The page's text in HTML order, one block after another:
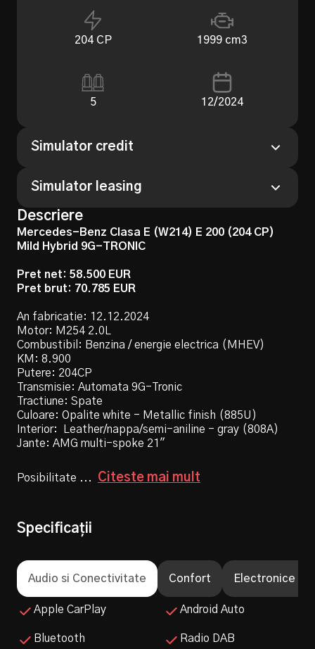
204 CP 1999 cm3
5 12/2024
Descriere
Mercedes-Benz Clasa E (W214) E 200 (204 CP)
Mild Hybrid 9G-TRONIC
Pret net: 58.500 EUR
Pret brut: 70.785 EUR
An fabricatie: 12.12.2024
Motor: M254 2.0L
Combustibil: Benzina / energie electrica (MHEV)
KM: 8.900
Putere: 204CP
Transmisie: Automata 9G-Tronic
Tractiune: Spate
Culoare: Opalite white - Metallic finish (885U)
Interior: Leather/nappa/semi-aniline - gray (808A)
Jante: AMG multi-spoke 21"
Posibilitate ... Citeste mai mult
Simulator leasing
Perioada
12 Luni 24 Luni 36 Luni 48 Luni
-
Procent avans
Preț mașină
Rata dobânzii
4.7%
Calculează rata
Rata lunară
0 0
Simulator credit
12 Luni 24 Luni 36 Luni
60 Luni
-
Procent avans
0.0%
Preț mașină
Rata dobânzii
Calculează rata
0
Specificații
Audio si Conectivitate Confort Electronice si
Apple CarPlay Android Auto
Bluetooth Radio DAB